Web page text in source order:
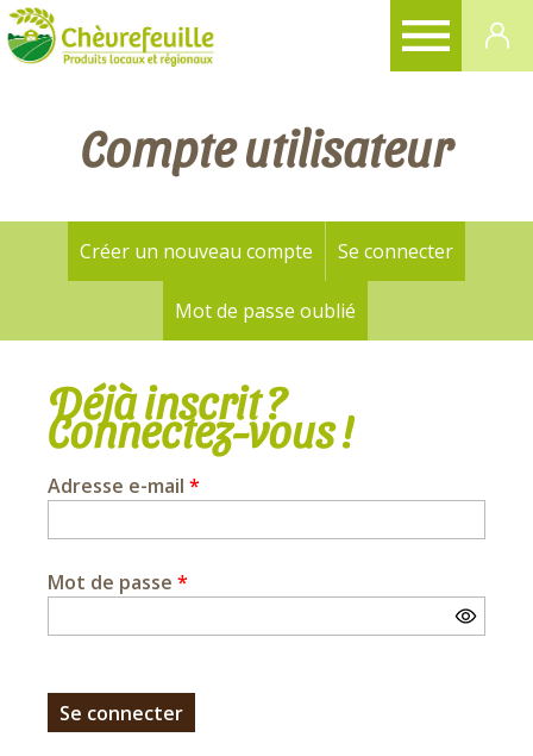
Compte utilisateur
Onglets
principaux
Créer un nouveau compte Se connecter(onglet
Mot de passe oublié
Déjà inscrit ?
Connectez-vous !
Adresse e-mail *
Mot de passe *